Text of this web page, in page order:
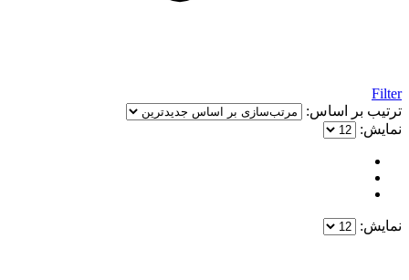
Filter
ترتیب بر اساس:
نمایش:
نمایش: